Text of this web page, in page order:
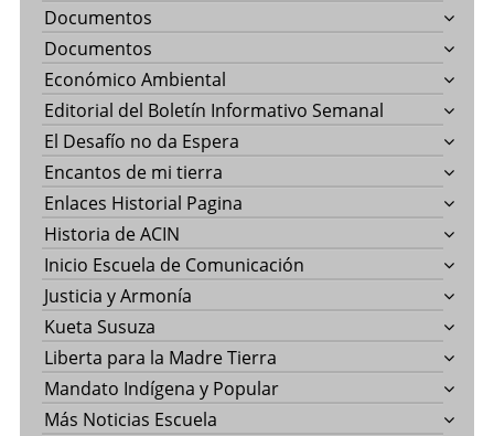
Documentos
Documentos
Económico Ambiental
Editorial del Boletín Informativo Semanal
El Desafío no da Espera
Encantos de mi tierra
Enlaces Historial Pagina
Historia de ACIN
Inicio Escuela de Comunicación
Justicia y Armonía
Kueta Susuza
Liberta para la Madre Tierra
Mandato Indígena y Popular
Más Noticias Escuela